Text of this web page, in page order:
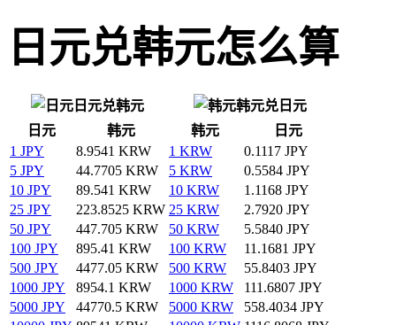
日元兑韩元怎么算
日元兑韩元
韩元兑日元
日元
韩元 韩元
日元
1 JPY
8.9541 KRW 1 KRW
0.1117 JPY
5 JPY
44.7705 KRW 5 KRW
0.5584 JPY
10 JPY
89.541 KRW 10 KRW
1.1168 JPY
25 JPY
223.8525 KRW 25 KRW
2.7920 JPY
50 JPY
447.705 KRW 50 KRW
5.5840 JPY
100 JPY
895.41 KRW 100 KRW
11.1681 JPY
500 JPY
4477.05 KRW 500 KRW
55.8403 JPY
1000 JPY
8954.1 KRW 1000 KRW
111.6807 JPY
5000 JPY
44770.5 KRW 5000 KRW
558.4034 JPY